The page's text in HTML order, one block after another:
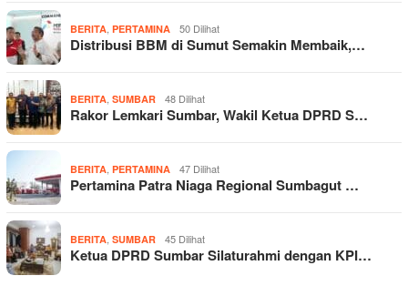
BERITA PERTAMINA 50 Dilihat
Distribusi BBM di Sumut Semakin Membaik,…
BERITA SUMBAR 48 Dilihat
Rakor Lemkari Sumbar, Wakil Ketua DPRD S…
BERITA PERTAMINA 47 Dilihat
Pertamina Patra Niaga Regional Sumbagut …
BERITA SUMBAR 45 Dilihat
Ketua DPRD Sumbar Silaturahmi dengan KPI…